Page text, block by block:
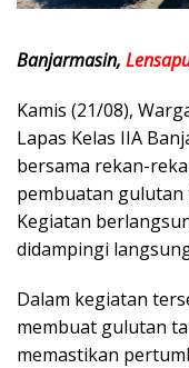
Banjarmasin,
Kamis (21/08),
Lapas Kelas IIA
bersama rekan-
pembuatan gulutan
Kegiatan
didampingi
Dalam kegiatan
membuat gulutan
memastikan